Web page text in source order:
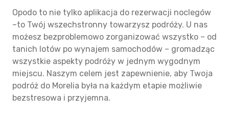
Opodo to nie tylko aplikacja do rezerwacji noclegów
–to Twój wszechstronny towarzysz podróży. U nas
możesz bezproblemowo zorganizować wszystko – od
tanich lotów po wynajem samochodów – gromadząc
wszystkie aspekty podróży w jednym wygodnym
miejscu. Naszym celem jest zapewnienie, aby Twoja
podróż do Morelia była na każdym etapie możliwie
bezstresowa i przyjemna.